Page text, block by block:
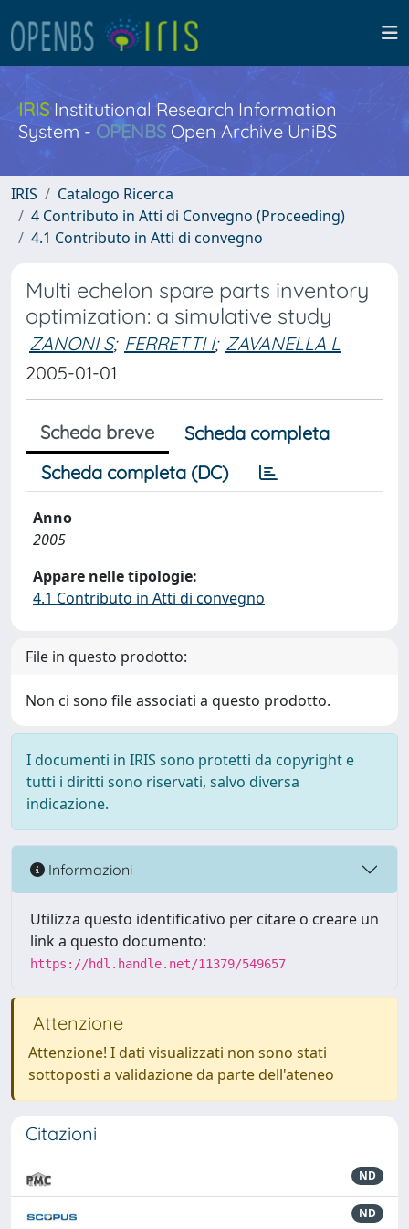
IRISInstitutional Research Information
System - OPENBS Open Archive UniBS
IRIS
Catalogo Ricerca
4 Contributo in Atti di Convegno (Proceeding)
4.1 Contributo in Atti di convegno
Multi echelon spare parts inventory
optimization: a simulative study
ZANONI S; FERRETTI I; ZAVANELLA L
2005-01-01
Scheda breve
Scheda completa
Scheda completa (DC)
Anno
2005
Appare nelle tipologie:
4.1 Contributo in Atti di convegno
File in questo prodotto:
Non ci sono file associati a questo prodotto.
I documenti in IRIS sono protetti da copyright e
tutti i diritti sono riservati, salvo diversa
indicazione.
Informazioni
Utilizza questo identificativo per citare o creare un
link a questo documento:
https://hdl.handle.net/11379/549657
Attenzione
Attenzione! I dati visualizzati non sono stati
sottoposti a validazione da parte dell'ateneo
Citazioni
ND
ND